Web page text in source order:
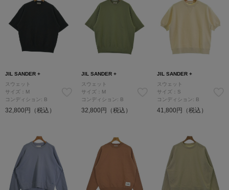
JIL SANDER +
スウェット
サイズ：M
コンディション: B
32,800円（税込）
JIL SANDER +
スウェット
サイズ：M
コンディション: B
32,800円（税込）
JIL SANDER +
スウェット
サイズ：S
コンディション: B
41,800円（税込）